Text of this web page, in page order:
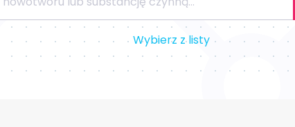
Wybierz z listy